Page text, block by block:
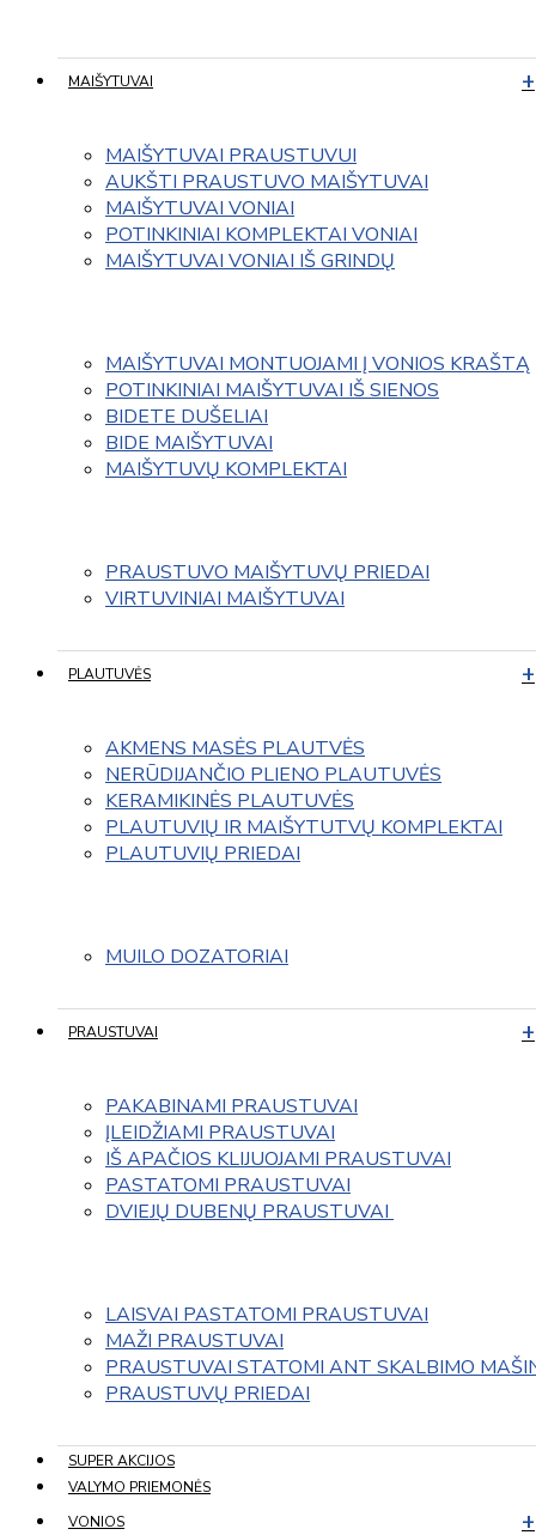
MAIŠYTUVAI
MAIŠYTUVAI PRAUSTUVUI
AUKŠTI PRAUSTUVO MAIŠYTUVAI
MAIŠYTUVAI VONIAI
POTINKINIAI KOMPLEKTAI VONIAI
MAIŠYTUVAI VONIAI IŠ GRINDŲ
MAIŠYTUVAI MONTUOJAMI Į VONIOS KRAŠTĄ
POTINKINIAI MAIŠYTUVAI IŠ SIENOS
BIDETE DUŠELIAI
BIDE MAIŠYTUVAI
MAIŠYTUVŲ KOMPLEKTAI
PRAUSTUVO MAIŠYTUVŲ PRIEDAI
VIRTUVINIAI MAIŠYTUVAI
PLAUTUVĖS
AKMENS MASĖS PLAUTVĖS
NERŪDIJANČIO PLIENO PLAUTUVĖS
KERAMIKINĖS PLAUTUVĖS
PLAUTUVIŲ IR MAIŠYTUTVŲ KOMPLEKTAI
PLAUTUVIŲ PRIEDAI
MUILO DOZATORIAI
PRAUSTUVAI
PAKABINAMI PRAUSTUVAI
ĮLEIDŽIAMI PRAUSTUVAI
IŠ APAČIOS KLIJUOJAMI PRAUSTUVAI
PASTATOMI PRAUSTUVAI
DVIEJŲ DUBENŲ PRAUSTUVAI
LAISVAI PASTATOMI PRAUSTUVAI
MAŽI PRAUSTUVAI
PRAUSTUVAI STATOMI ANT SKALBIMO
PRAUSTUVŲ PRIEDAI
SUPER AKCIJOS
VALYMO PRIEMONĖS
VONIOS